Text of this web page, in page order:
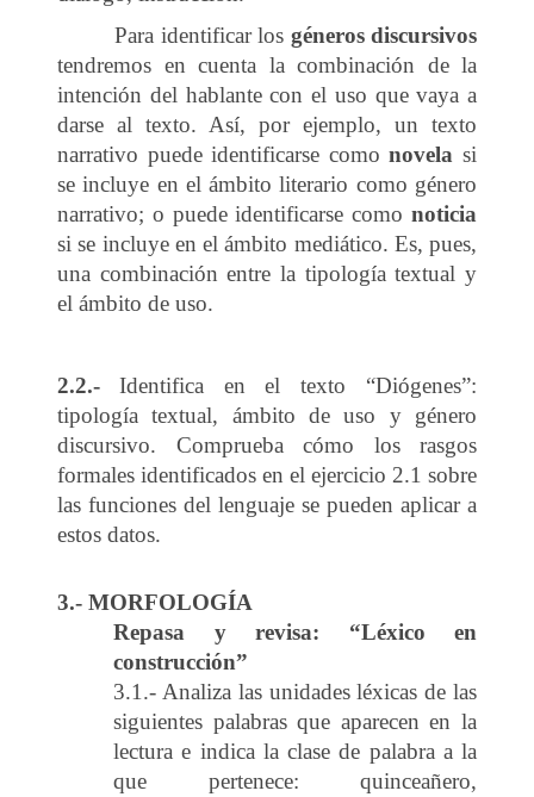
Para identificar los géneros discursivos
tendremos en cuenta la combinación de la
intención del hablante con el uso que vaya a
darse al texto. Así, por ejemplo, un texto
narrativo puede identificarse comonovela si
se incluye en el ámbito literario como género
narrativo; o puede identificarse como noticia
si se incluye en el ámbito mediático. Es, pues,
una combinación entre la tipología textual y
el ámbito de uso.
2.2.-
Identifica en el texto “Diógenes”:
tipología textual, ámbito de uso y género
discursivo. Comprueba cómo los rasgos
formales identificados en el ejercicio 2.1 sobre
las funciones del lenguaje se pueden aplicar a
estos datos.
3.- MORFOLOGÍA
Repasa y revisa: “Léxico en
construcción”
3.1.- Analiza las unidades léxicas de las
siguientes palabras que aparecen en la
lectura e indica la clase de palabra a la
que pertenece: quinceañero,